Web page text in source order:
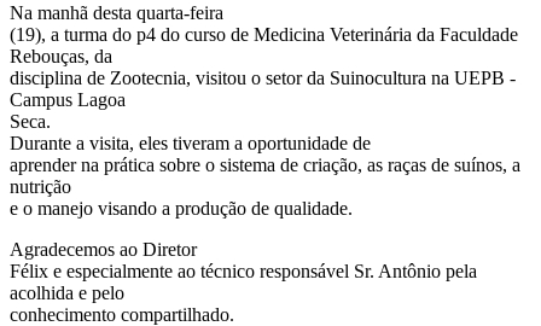
Na manhã desta quarta-feira
(19), a turma do p4 do curso de Medicina Veterinária da Faculdade
Rebouças, da
disciplina de Zootecnia, visitou o setor da Suinocultura na UEPB -
Campus Lagoa
Seca.
Durante a visita, eles tiveram a oportunidade de
aprender na prática sobre o sistema de criação, as raças de suínos, a
nutrição
e o manejo visando a produção de qualidade.
Agradecemos ao Diretor
Félix e especialmente ao técnico responsável Sr. Antônio pela
acolhida e pelo
conhecimento compartilhado.